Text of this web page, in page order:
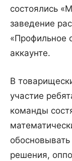
состоялись
заведение
«Профильное
аккаунте.
В
участие
команды
решения,